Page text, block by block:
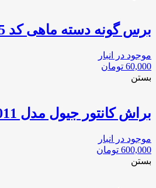
برس گونه دسته ماهی کد 1035
موجود در انبار
60,000 تومان
بستن
براش کانتور جیول مدل 1011
موجود در انبار
600,000 تومان
بستن